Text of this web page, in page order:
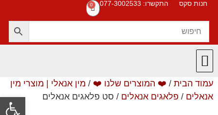
חנות סקס התקשרו: 077-3002533 0
עמוד הבית / ❤️ המוצרים שלנו ❤️ / מין אנאלי | מוצרי מין
אנאלים / פלאגים אנאלים / סט פלאגים אנאלים פתח